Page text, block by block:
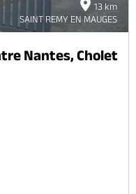
13 km
SAINT REMY EN MAUGES
Nantes, Cholet